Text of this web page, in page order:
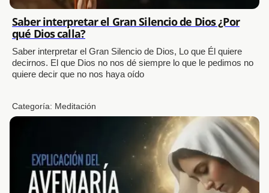
Saber interpretar el Gran Silencio de Dios ¿Por
qué Dios calla?
Saber interpretar el Gran Silencio de Dios, Lo que Él quiere
decirnos. El que Dios no nos dé siempre lo que le pedimos no
quiere decir que no nos haya oído
Categoría: Meditación